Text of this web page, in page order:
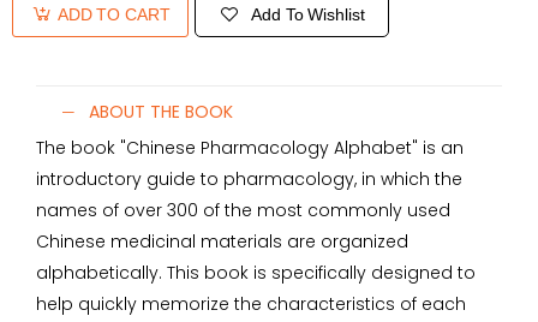
ADD TO CART Add To Wishlist
ABOUT THE BOOK
The book "Chinese Pharmacology Alphabet" is an
introductory guide to pharmacology, in which the
names of over 300 of the most commonly used
Chinese medicinal materials are organized
alphabetically. This book is specifically designed to
help quickly memorize the characteristics of each